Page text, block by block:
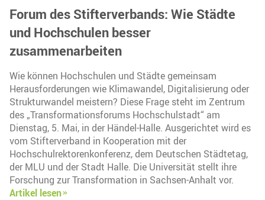
Forum des Stifterverbands: Wie Städte
und Hochschulen besser
zusammenarbeiten
Wie können Hochschulen und Städte gemeinsam
Herausforderungen wie Klimawandel, Digitalisierung oder
Strukturwandel meistern? Diese Frage steht im Zentrum
des „Transformationsforums Hochschulstadt“ am
Dienstag, 5. Mai, in der Händel-Halle. Ausgerichtet wird es
vom Stifterverband in Kooperation mit der
Hochschulrektorenkonferenz, dem Deutschen Städtetag,
der MLU und der Stadt Halle. Die Universität stellt ihre
Forschung zur Transformation in Sachsen-Anhalt vor.
Artikel lesen